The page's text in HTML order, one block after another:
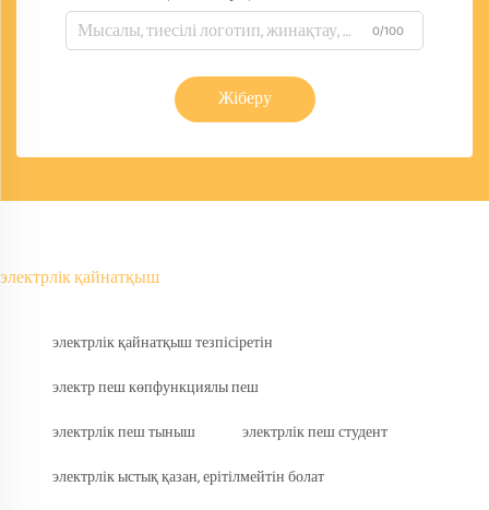
0/100
Жіберу
электрлік қайнатқыш
электрлік қайнатқыш тезпісіретін
электр пеш көпфункциялы пеш
электрлік пеш тыныш
электрлік пеш студент
электрлік ыстық қазан, ерітілмейтін болат